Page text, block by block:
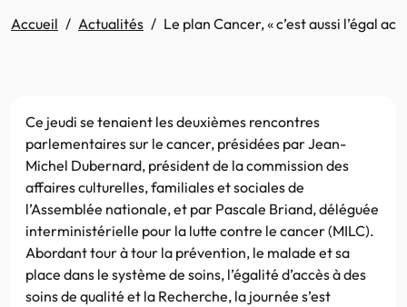
Accueil Actualités Le plan Cancer, « c’est aussi l’égal
Ce jeudi se tenaient les deuxièmes rencontres
parlementaires sur le cancer, présidées par Jean-
Michel Dubernard, président de la commission des
affaires culturelles, familiales et sociales de
l’Assemblée nationale, et par Pascale Briand, déléguée
interministérielle pour la lutte contre le cancer (MILC).
Abordant tour à tour la prévention, le malade et sa
place dans le système de soins, l’égalité d’accès à des
soins de qualité et la Recherche, la journée s’est